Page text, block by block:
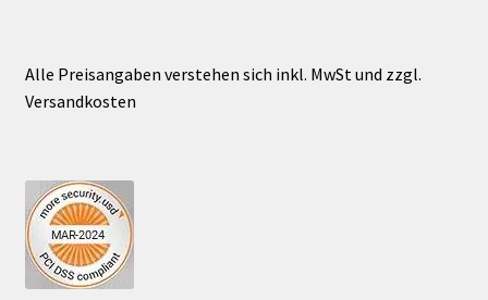
Alle Preisangaben verstehen sich inkl. MwSt und zzgl.
Versandkosten